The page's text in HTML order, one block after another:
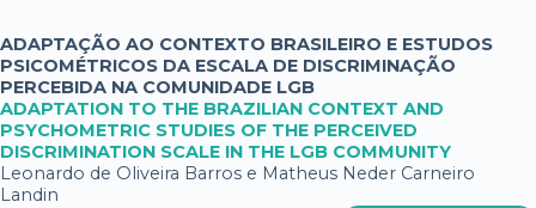
ADAPTAÇÃO AO CONTEXTO BRASILEIRO E ESTUDOS
PSICOMÉTRICOS DA ESCALA DE DISCRIMINAÇÃO
PERCEBIDA NA COMUNIDADE LGB
ADAPTATION TO THE BRAZILIAN CONTEXT AND
PSYCHOMETRIC STUDIES OF THE PERCEIVED
DISCRIMINATION SCALE IN THE LGB COMMUNITY
Leonardo de Oliveira Barros e Matheus Neder Carneiro
Landin